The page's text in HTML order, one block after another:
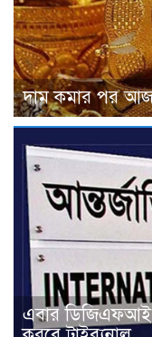
দাম কমার পর
এবার